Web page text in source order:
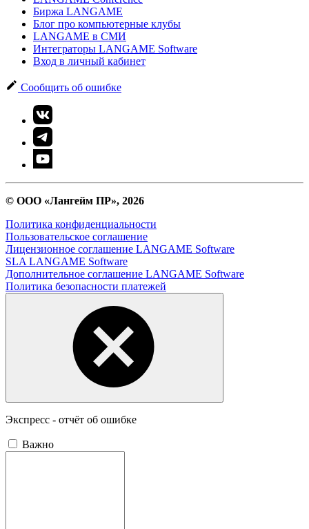
Биржа LANGAME
Блог про компьютерные клубы
LANGAME в СМИ
Интеграторы LANGAME Software
Вход в личный кабинет
Сообщить об ошибке
© ООО «Лангейм ПР», 2026
Политика конфиденциальности
Пользовательское соглашение
Лицензионное соглашение LANGAME Software
SLA LANGAME Software
Дополнительное соглашение LANGAME Software
Политика безопасности платежей
Экспресс - отчёт об ошибке
Важно